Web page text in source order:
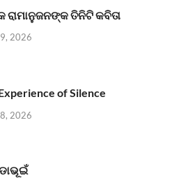
ରାମାନୁଜନଙ୍କ ତିନିଟି କବିତା
2026
of Silence
2026